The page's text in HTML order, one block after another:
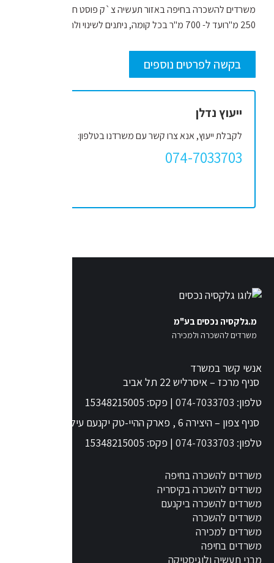
משרדים להשכרה בחיפה באזור תעשיה צ`ק פוסט חיפה, החל מ-
250 מ"רועד ל- 700 מ"ר בכל קומה, ניתנים לשינוי ולחלוקה.
בקשה לפרטים נוספים
ייעוץ נדלן
לקבלת ייעוץ, אנא צרו קשר עם משרדנו בטלפון:
074-7033703
מ.גלקסיה נכסים בע"מ
משרדים להשכרה ולמכירה
אנשי קשר במשרד
סניף מרכז – איסרליש 22 תל אביב
טלפון: 074-7033703 | פקס: 15348215005
סניף צפון – היצירה 6 , פארק ההיי-טק יקנעם עילית
טלפון: 074-7033703 | פקס: 15348215005
משרדים להשכרה בחיפה
משרדים להשכרה בקיסריה
משרדים להשכרה ביקנעם
משרדים להשכרה
משרדים למכירה
משרדים בחיפה
מבני תעשיה ולוגיסטיקה